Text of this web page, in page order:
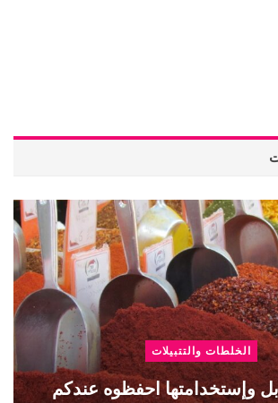
الخلطات والتتبيلات
وإستخدامتها احفظوه عندكم